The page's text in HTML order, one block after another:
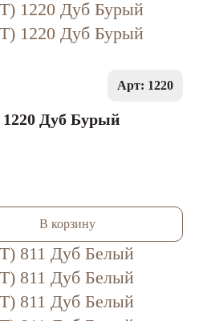
Арт: 1220
Дуб Бурый
В корзину